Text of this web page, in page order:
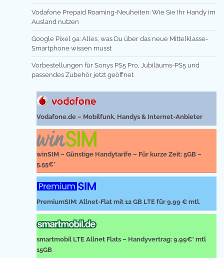
Vodafone Prepaid Roaming-Neuheiten: Wie Sie Ihr Handy im
Ausland nutzen
Google Pixel 9a: Alles, was Du über das neue Mittelklasse-
Smartphone wissen musst
Vorbestellungen für Sonys PS5 Pro, Jubiläums-PS5 und
passendes Zubehör jetzt geöffnet
Vodafone.de – Mobilfunk, Handys & Internet-Anbieter
winSIM – Günstige Handytarife – Für kurze Zeit: 5GB –
5,55€*
PremiumSIM: Allnet-Flat mit 12 GB LTE für 9,99 € mtl.
smartmobil LTE Allnet Flats – Handyvertrag: 9,99€* mtl
15GB